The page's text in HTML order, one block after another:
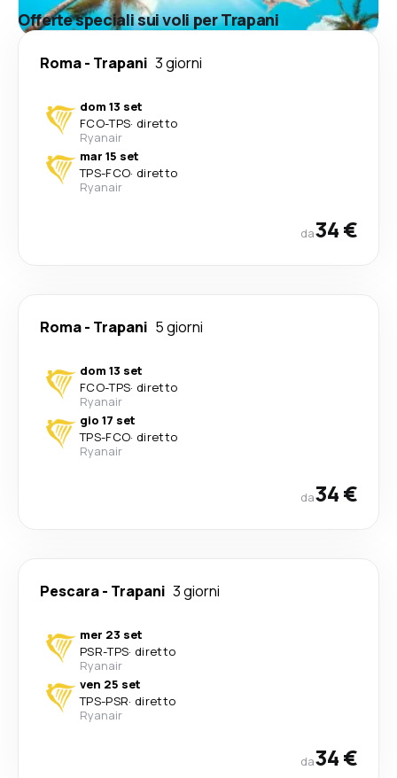
Offerte speciali sui voli per Trapani
Roma- Trapani 3 giorni
dom 13 set
FCO-TPS· diretto
Ryanair
mar 15 set
TPS-FCO· diretto
Ryanair
da34 €
Roma- Trapani 5 giorni
dom 13 set
FCO-TPS· diretto
Ryanair
gio 17 set
TPS-FCO· diretto
Ryanair
da34 €
Pescara- Trapani 3 giorni
mer 23 set
PSR-TPS· diretto
Ryanair
ven 25 set
TPS-PSR· diretto
Ryanair
da34 €